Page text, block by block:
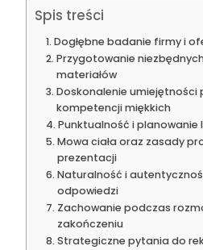
Spis treści
Dogłębne badanie firmy i
Przygotowanie
materiałów
Doskonalenie umiejętności
kompetencji miękkich
Punktualność i planowanie
Mowa ciała oraz zasady
prezentacji
Naturalność i
odpowiedzi
Zachowanie podczas
zakończeniu
Strategiczne pytania do